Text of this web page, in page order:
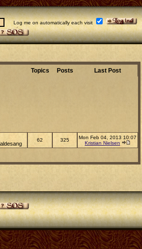
Log me on automatically each visit
Topics Posts
Last Post
62 325
Mon Feb 04, 2013 10:07
Kristian Nielsen